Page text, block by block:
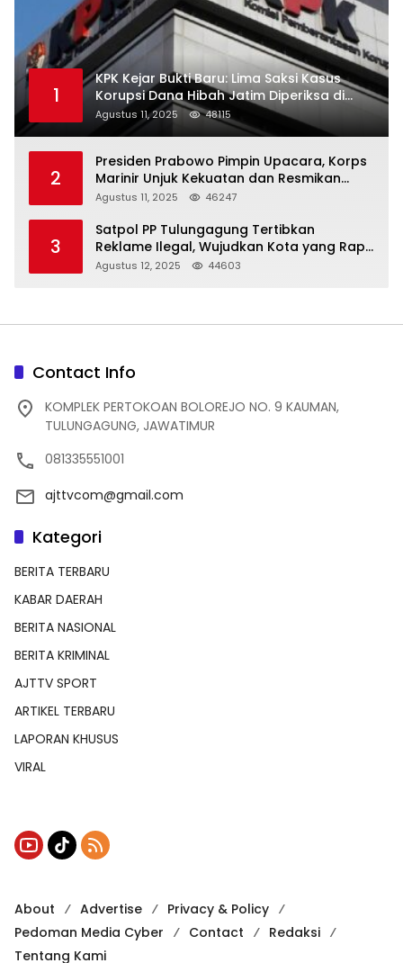
1
KPK Kejar Bukti Baru: Lima Saksi Kasus
Korupsi Dana Hibah Jatim Diperiksa di
Trenggalek
Agustus 11, 2025 48115
2
Presiden Prabowo Pimpin Upacara, Korps
Marinir Unjuk Kekuatan dan Resmikan
Struktur Baru
Agustus 11, 2025 46247
3
Satpol PP Tulungagung Tertibkan
Reklame Ilegal, Wujudkan Kota yang Rapi
dan Indah
Agustus 12, 2025 44603
Contact Info
KOMPLEK PERTOKOAN BOLOREJO NO. 9 KAUMAN,
TULUNGAGUNG, JAWATIMUR
081335551001
ajttvcom@gmail.com
Kategori
BERITA TERBARU
KABAR DAERAH
BERITA NASIONAL
BERITA KRIMINAL
AJTTV SPORT
ARTIKEL TERBARU
LAPORAN KHUSUS
VIRAL
About Advertise
Privacy & Policy
Pedoman Media Cyber
Contact
Redaksi
Tentang Kami